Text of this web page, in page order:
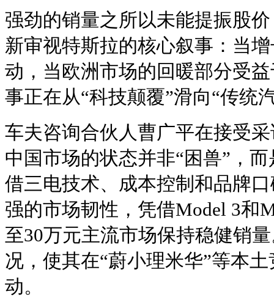
强劲的销量之所以未能提振股
新审视特斯拉的核心叙事：当
动，当欧洲市场的回暖部分受
事正在从“科技颠覆”滑向“传统
车夫咨询合伙人曹广平在接受
中国市场的状态并非“困兽”，
借三电技术、成本控制和品牌
强的市场韧性，凭借Model 3和
至30万元主流市场保持稳健销
况，使其在“蔚小理米华”等本
动。